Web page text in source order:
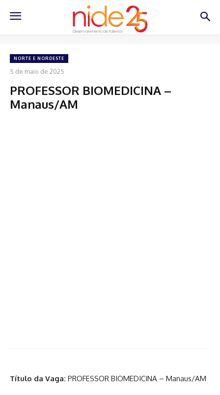
NORTE E NORDESTE
5 de maio de 2025
PROFESSOR BIOMEDICINA –
Manaus/AM
Título da Vaga: PROFESSOR BIOMEDICINA – Manaus/AM